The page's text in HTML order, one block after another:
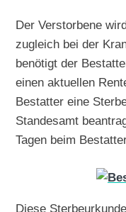
Der Verstorbene
zugleich bei der
benötigt der
einen aktuellen
Bestatter eine
Standesamt
Tagen beim
Diese